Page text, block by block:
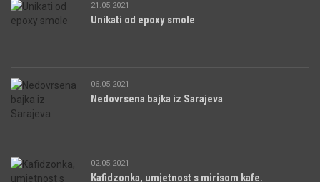
21.05.2021
Unikati od epoxy smole
06.05.2021
Nedovrsena bajka iz Sarajeva
02.05.2021
Kafidzonka, umjetnost s mirisom kafe.